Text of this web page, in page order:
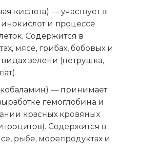
кислота) — участвует в
и процессе
Содержится в
мясе, грибах, бобовых и
зелени (петрушка,
— принимает
гемоглобина и
красных кровяных
Содержится в
рыбе, морепродуктах и